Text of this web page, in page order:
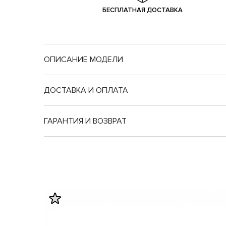
БЕСПЛАТНАЯ ДОСТАВКА
ОПИСАНИЕ МОДЕЛИ
ДОСТАВКА И ОПЛАТА
ГАРАНТИЯ И ВОЗВРАТ